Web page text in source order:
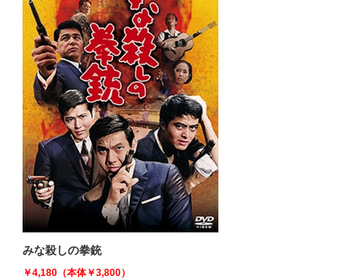
みな殺しの拳銃
￥4,180（本体￥3,800）